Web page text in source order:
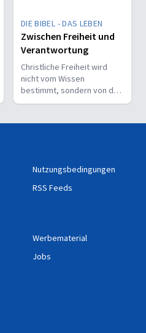
DIE BIBEL - DAS LEBEN
Zwischen Freiheit und
Verantwortung
Christliche Freiheit wird
nicht vom Wissen
bestimmt, sondern von der
Beziehung zum Nächsten –
Nutzungsbedingungen
RSS Feeds
Werbematerial
Jobs